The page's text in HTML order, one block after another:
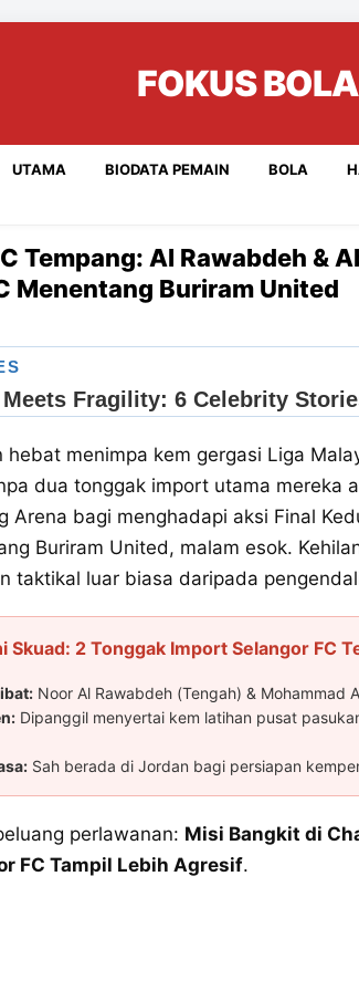
FOKUS BOLA
UTAMA BIODATA PEMAIN BOLA
Tempang: Al Rawabdeh &
Menentang Buriram United
hebat menimpa kem gergasi Liga
dua tonggak import utama mereka
Arena bagi menghadapi aksi Final
Buriram United, malam esok.
taktikal luar biasa daripada
Skuad: 2 Tonggak Import Selangor FC
Noor Al Rawabdeh (Tengah) & Mohammad
Dipanggil menyertai kem latihan pusat
Sah berada di Jordan bagi persiapan
perlawanan: Misi Bangkit di
FC Tampil Lebih Agresif.